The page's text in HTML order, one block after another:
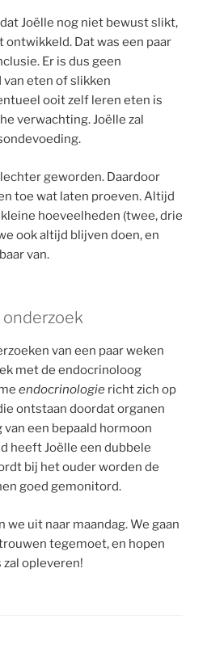
Joëlle nog niet bewust slikt,
Dat was een paar
Er is dus geen
eten of slikken
ooit zelf leren eten is
verwachting. Joëlle zal
geworden. Daardoor
toe wat laten proeven. Altijd
hoeveelheden (twee, drie
ook altijd blijven doen, en
van.
van een paar weken
met de endocrinoloog
endocrinologie richt zich op
ontstaan doordat organen
een bepaald hormoon
heeft Joëlle een dubbele
bij het ouder worden de
goed gemonitord.
uit naar maandag. We gaan
tegemoet, en hopen
zal opleveren!